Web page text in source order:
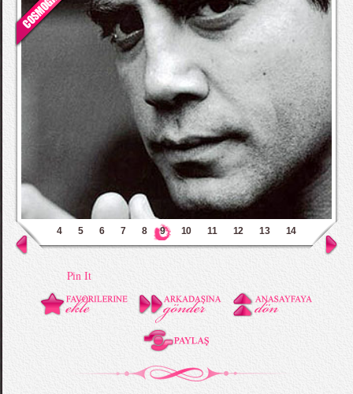
4 5 6 7 8 9 10 11 12 13 14
Pin It